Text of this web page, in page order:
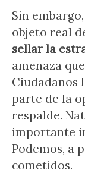
Sin
objeto real
sellar la
amenaza
Ciudadanos
parte de la
respalde.
importante
Podemos, a
cometidos.